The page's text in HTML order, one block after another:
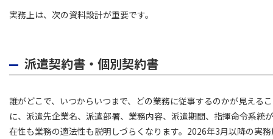
実務上は、次の資料設計が重要です。
派遣契約書・個別契約書
誰がどこで、いつからいつまで、どの業務に従事するのかが見える
に、派遣先企業名、派遣部署、業務内容、派遣期間、指揮命令系統
在性も業務の適法性も説明しづらくなります。2026年3月以降の実